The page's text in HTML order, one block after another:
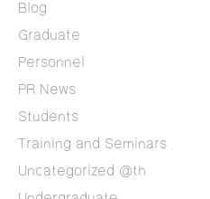
Blog
Graduate
Personnel
PR News
Students
Training and Seminars
Uncategorized @th